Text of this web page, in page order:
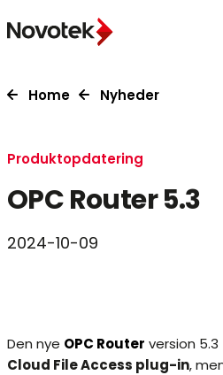
Home Nyheder
Produktopdatering
OPC Router 5.3
2024-10-09
Den nye OPC Router version
Cloud File Access plug-in,